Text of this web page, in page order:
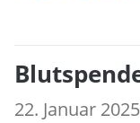
22. Januar